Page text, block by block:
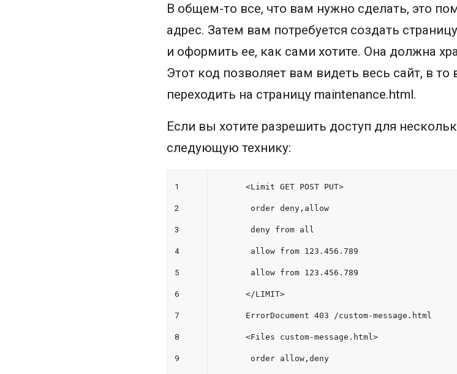
В общем-то все, что вам нужно сделать, это
адрес. Затем вам потребуется создать
и оформить ее, как сами хотите. Она должна
Этот код позволяет вам видеть весь сайт, в
переходить на страницу maintenance.html.
Если вы хотите разрешить доступ для
следующую технику:
1
2
3
4
5
6
7
8
9
<Limit GET POST PUT>
order deny,allow
deny from all
allow from 123.456.789
allow from 123.456.789
</LIMIT>
ErrorDocument 403 /custom-message.html
<Files custom-message.html>
order allow,deny